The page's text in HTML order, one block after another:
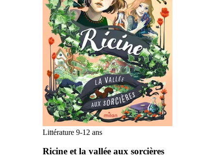
Littérature 9-12 ans
Ricine et la vallée aux sorcières